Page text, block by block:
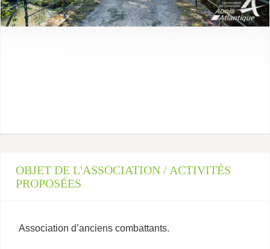
OBJET DE L'ASSOCIATION / ACTIVITÉS
PROPOSÉES
Association d’anciens combattants.